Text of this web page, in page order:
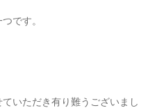
です。
いただき有り難うございまし